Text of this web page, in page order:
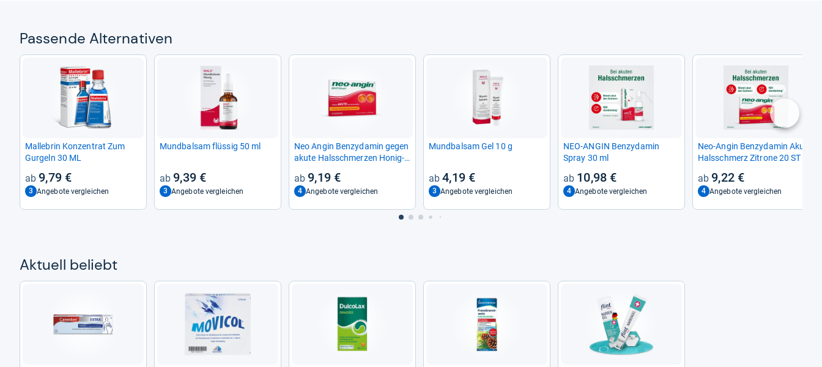
Pas­sende Alter­na­ti­ven
Mal­le­brin Kon­zen­trat Zum
Gur­geln 30 ML
9,79 €
3 Angebote vergleichen
Mund­bal­sam flüs­sig 50 ml
9,39 €
3 Angebote vergleichen
Neo Angin Ben­zy­da­min gegen
akute Hals­schmer­zen Honig-​
9,19 €
4 Angebote vergleichen
Mund­bal­sam Gel 10 g
4,19 €
3 Angebote vergleichen
NEO-​ANGIN Ben­zy­da­min
Spray 30 ml
10,98 €
4 Angebote vergleichen
Neo-​Angin Ben­zy­da­min Akute
Hals­schmerz Zitrone 20 ST
9,22 €
4 Angebote vergleichen
nächste
Aktu­ell beliebt